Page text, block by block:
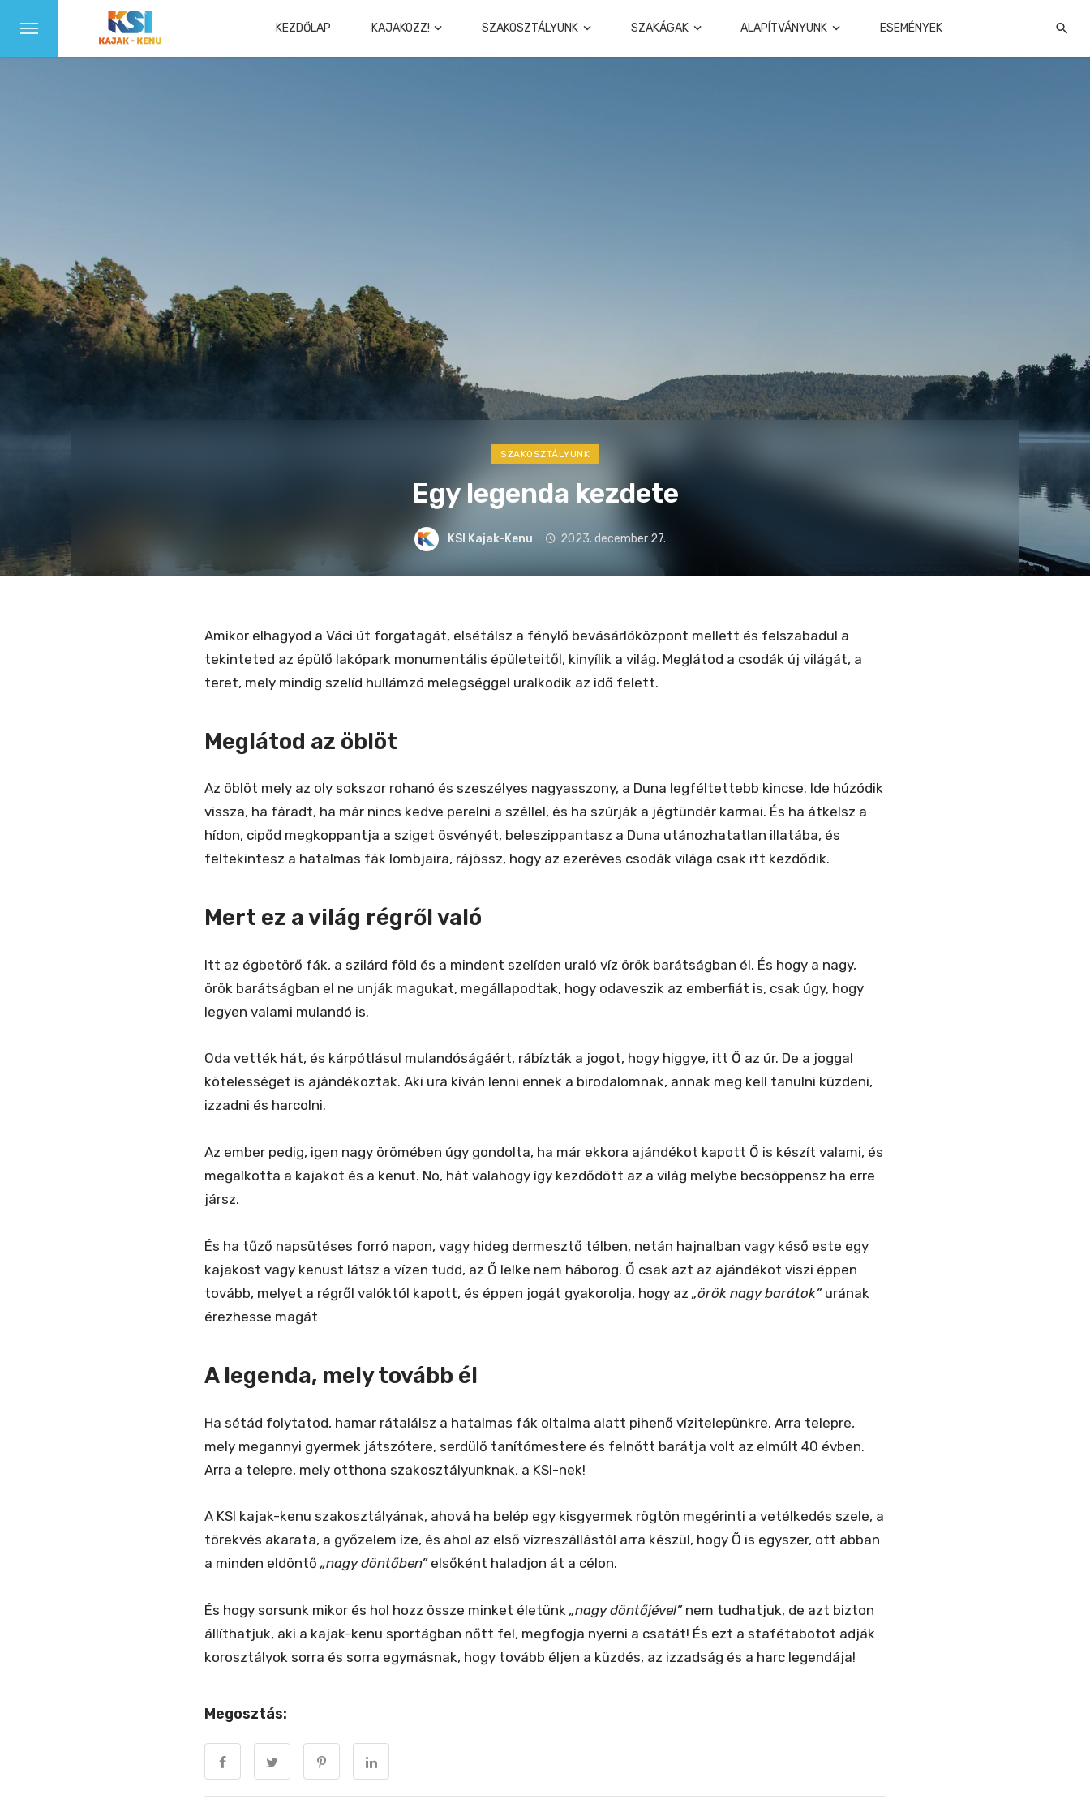
KEZDŐLAP KAJAKOZZ! SZAKOSZTÁLYUNK SZAKÁGAK ALAPÍTVÁNYUNK ESEMÉNYEK
SZAKOSZTÁLYUNK
Egy legenda kezdete
KSI Kajak-Kenu 2023. december 27.
Amikor elhagyod a Váci út forgatagát, elsétálsz a fénylő bevásárlóközpont mellett és felszabadul a
tekinteted az épülő lakópark monumentális épületeitől, kinyílik a világ. Meglátod a csodák új világát, a
teret, mely mindig szelíd hullámzó melegséggel uralkodik az idő felett.
Meglátod az öblöt
Az öblöt mely az oly sokszor rohanó és szeszélyes nagyasszony, a Duna legféltettebb kincse. Ide húzódik
vissza, ha fáradt, ha már nincs kedve perelni a széllel, és ha szúrják a jégtündér karmai. És ha átkelsz a
hídon, cipőd megkoppantja a sziget ösvényét, beleszippantasz a Duna utánozhatatlan illatába, és
feltekintesz a hatalmas fák lombjaira, rájössz, hogy az ezeréves csodák világa csak itt kezdődik.
Mert ez a világ régről való
Itt az égbetörő fák, a szilárd föld és a mindent szelíden uraló víz örök barátságban él. És hogy a nagy,
örök barátságban el ne unják magukat, megállapodtak, hogy odaveszik az emberfiát is, csak úgy, hogy
legyen valami mulandó is.
Oda vették hát, és kárpótlásul mulandóságáért, rábízták a jogot, hogy higgye, itt Ő az úr. De a joggal
kötelességet is ajándékoztak. Aki ura kíván lenni ennek a birodalomnak, annak meg kell tanulni küzdeni,
izzadni és harcolni.
Az ember pedig, igen nagy örömében úgy gondolta, ha már ekkora ajándékot kapott Ő is készít valami, és
megalkotta a kajakot és a kenut. No, hát valahogy így kezdődött az a világ melybe becsöppensz ha erre
jársz.
És ha tűző napsütéses forró napon, vagy hideg dermesztő télben, netán hajnalban vagy késő este egy
kajakost vagy kenust látsz a vízen tudd, az Ő lelke nem háborog. Ő csak azt az ajándékot viszi éppen
tovább, melyet a régről valóktól kapott, és éppen jogát gyakorolja, hogy az „örök nagy barátok”urának
érezhesse magát
A legenda, mely tovább él
Ha sétád folytatod, hamar rátalálsz a hatalmas fák oltalma alatt pihenő vízitelepünkre. Arra telepre,
mely megannyi gyermek játszótere, serdülő tanítómestere és felnőtt barátja volt az elmúlt 40 évben.
Arra a telepre, mely otthona szakosztályunknak, a KSI-nek!
A KSI kajak-kenu szakosztályának, ahová ha belép egy kisgyermek rögtön megérinti a vetélkedés szele, a
törekvés akarata, a győzelem íze, és ahol az első vízreszállástól arra készül, hogy Õ is egyszer, ott abban
a minden eldöntő „nagy döntőben”elsőként haladjon át a célon.
És hogy sorsunk mikor és hol hozz össze minket életünk „nagy döntőjével”nem tudhatjuk, de azt bizton
állíthatjuk, aki a kajak-kenu sportágban nőtt fel, megfogja nyerni a csatát! És ezt a stafétabotot adják
korosztályok sorra és sorra egymásnak, hogy tovább éljen a küzdés, az izzadság és a harc legendája!
Megosztás: